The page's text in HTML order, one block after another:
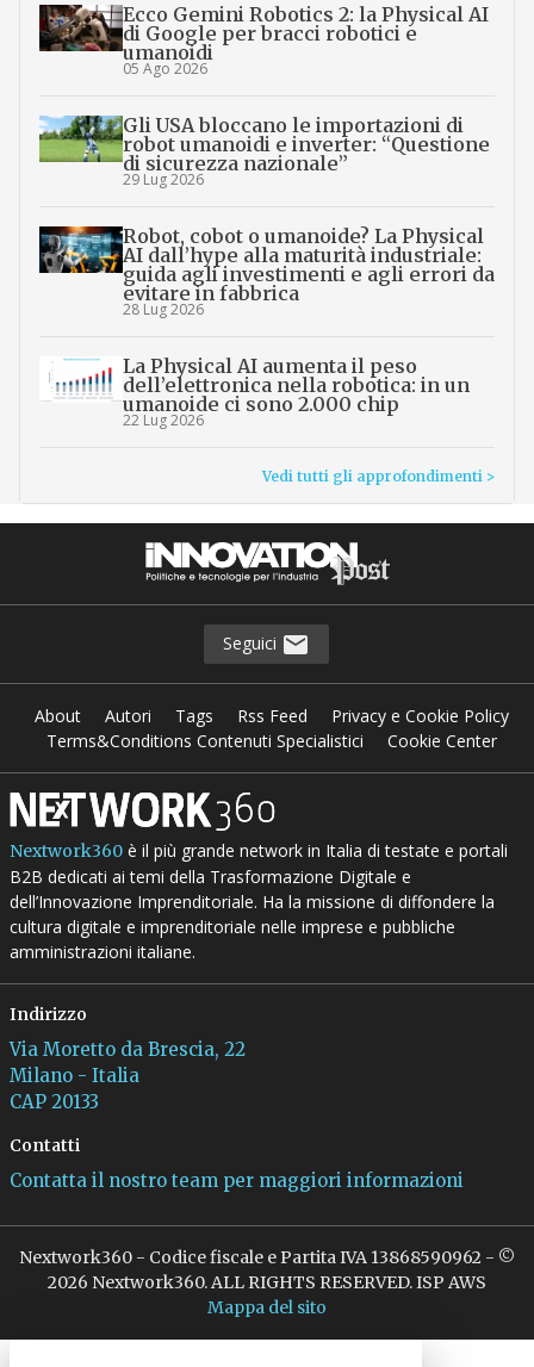
Ecco Gemini Robotics 2: la Physical AI
di Google per bracci robotici e
umanoidi
05 Ago 2026
Gli USA bloccano le importazioni di
robot umanoidi e inverter: “Questione
di sicurezza nazionale”
29 Lug 2026
Robot, cobot o umanoide? La Physical
AI dall’hype alla maturità industriale:
guida agli investimenti e agli errori da
evitare in fabbrica
28 Lug 2026
La Physical AI aumenta il peso
dell’elettronica nella robotica: in un
umanoide ci sono 2.000 chip
22 Lug 2026
Vedi tutti gli approfondimenti >
Seguici
About Autori Tags Rss Feed
Privacy e Cookie Policy
Terms&Conditions Contenuti Specialistici
Cookie Center
Nextwork360è il più grande network in Italia di testate e portali
B2B dedicati ai temi della Trasformazione Digitale e
dell’Innovazione Imprenditoriale. Ha la missione di diffondere la
cultura digitale e imprenditoriale nelle imprese e pubbliche
amministrazioni italiane.
Indirizzo
Via Moretto da Brescia, 22
Milano - Italia
CAP 20133
Contatti
Contatta il nostro team per maggiori informazioni
Nextwork360 - Codice fiscale e Partita IVA 13868590962 - ©
2026 Nextwork360. ALL RIGHTS RESERVED. ISP AWS
Mappa del sito